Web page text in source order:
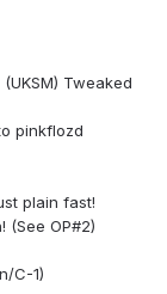
Tweaked
pinkflozd
plain fast!
(See OP#2)
C-1)